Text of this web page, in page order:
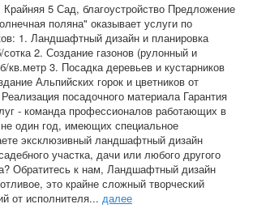
5 Сад, благоустройство Предложение
поляна" оказывает услуги по
1. Ландшафтный дизайн и планировка
сотка 2. Создание газонов (рулонный и
кв.метр 3. Посадка деревьев и кустарников
Альпийских горок и цветников от
посадочного материала Гарантия
- команда профессионалов работающих в
один год, имеющих специальное
эксклюзивный ландшафтный дизайн
участка, дачи или любого другого
Обратитесь к нам, Ландшафтный дизайн
это крайне сложный творческий
от исполнителя... далее